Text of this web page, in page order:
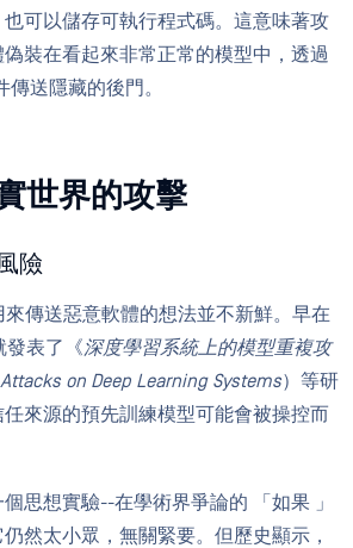
可以儲存可執行程式碼。這意味著攻
裝在看起來非常正常的模型中，透過
送隱藏的後門。
世界的攻擊
險
來傳送惡意軟體的想法並不新鮮。早在
發表了《深度學習系統上的模型重複攻
on Deep Learning Systems）等研
來源的預先訓練模型可能會被操控而
思想實驗--在學術界爭論的 「如果 」
然太小眾，無關緊要。但歷史顯示，